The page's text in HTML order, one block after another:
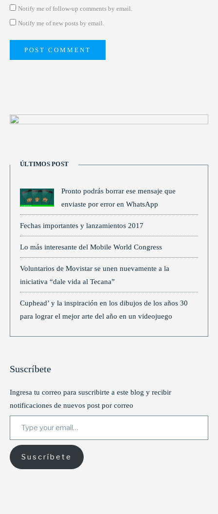
Notify me of follow-up comments by email.
Notify me of new posts by email.
ÚLTIMOS POST
Pronto podrás borrar ese mensaje que
enviaste por error en WhatsApp
Fechas importantes y lanzamientos 2017
Lo más interesante del Mobile World Congress
Voluntarios de Movistar se unen nuevamente a la
iniciativa “dale vida al Tecana”
Cuphead’ y la inspiración en los dibujos de los años 30
para lograr el mejor arte del año en un videojuego
Suscríbete
Ingresa tu correo para suscribirte a este blog y recibir
notificaciones de nuevos post por correo
Type your email…
Suscríbete